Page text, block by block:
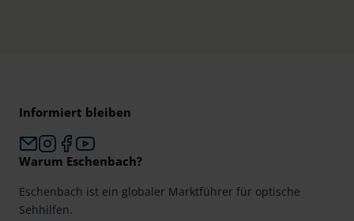
Informiert bleiben
Warum Eschenbach?
Eschenbach ist ein globaler Marktführer für optische
Sehhilfen.